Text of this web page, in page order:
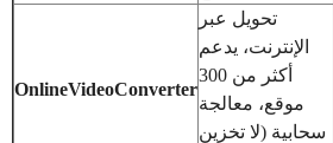
OnlineVideoConverter
تحويل عبر
الإنترنت، يدعم
أكثر من 300
موقع، معالجة
سحابية (لا تخزين